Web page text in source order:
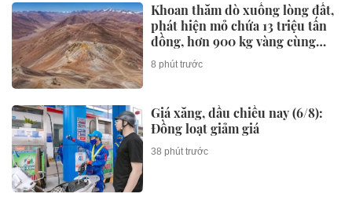
Khoan thăm dò xuống lòng đất,
phát hiện mỏ chứa 13 triệu tấn
đồng, hơn 900 kg vàng cùng
hàng chục triệu kg bạc
8 phút trước
Giá xăng, dầu chiều nay (6/8):
Đồng loạt giảm giá
38 phút trước